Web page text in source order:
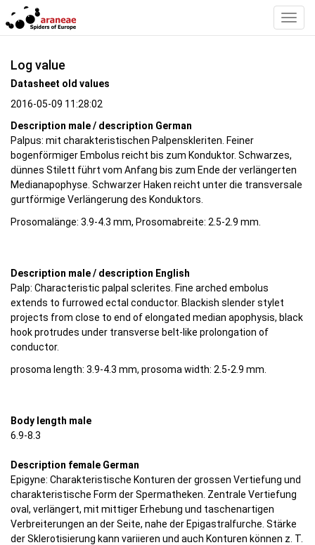
Log value
Datasheet old values
2016-05-09 11:28:02
Description male / description German
Palpus: mit charakteristischen Palpenskleriten. Feiner
bogenförmiger Embolus reicht bis zum Konduktor. Schwarzes,
dünnes Stilett führt vom Anfang bis zum Ende der verlängerten
Medianapophyse. Schwarzer Haken reicht unter die transversale
gurtförmige Verlängerung des Konduktors.
Prosomalänge: 3.9-4.3 mm, Prosomabreite: 2.5-2.9 mm.
Description male / description English
Palp: Characteristic palpal sclerites. Fine arched embolus
extends to furrowed ectal conductor. Blackish slender stylet
projects from close to end of elongated median apophysis, black
hook protrudes under transverse belt-like prolongation of
conductor.
prosoma length: 3.9-4.3 mm, prosoma width: 2.5-2.9 mm.
Body length male
6.9-8.3
Description female German
Epigyne: Charakteristische Konturen der grossen Vertiefung und
charakteristische Form der Spermatheken. Zentrale Vertiefung
oval, verlängert, mit mittiger Erhebung und taschenartigen
Verbreiterungen an der Seite, nahe der Epigastralfurche. Stärke
der Sklerotisierung kann variieren und auch Konturen können z. T.